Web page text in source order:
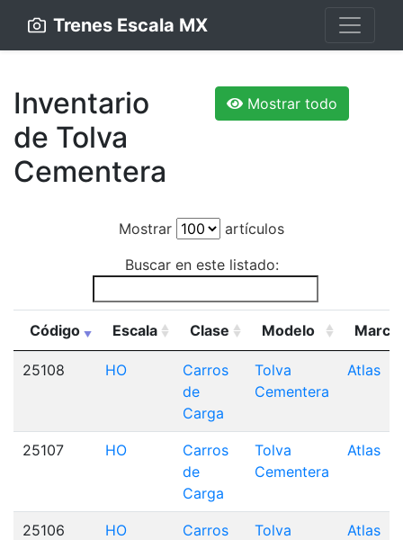
Trenes Escala MX
Inventario
de Tolva
Cementera
Mostrar todo
Mostrar
artículos
Buscar en este listado:
Código Escala Clase Modelo Marca
25108 HO
Carros
de
Carga
Tolva
Cementera
Atlas
25107 HO
Carros
de
Carga
Tolva
Cementera
Atlas
25106 HO
Carros
Tolva
Atlas